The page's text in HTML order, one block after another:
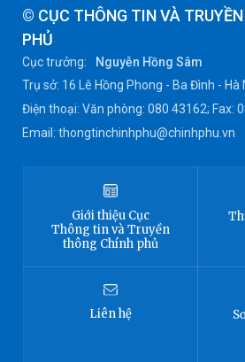
© CỤC THÔNG TIN VÀ
PHỦ
Cục trưởng:
Nguyễn Hồng Sâm
Trụ sở: 16 Lê Hồng Phong - Ba Đình - Hà
Điện thoại: Văn phòng: 080 43162; Fax:
Email: thongtinchinhphu@chinhphu.vn
Giới thiệu Cục
Thông tinvà Truyền
thông Chính phủ
Liên hệ